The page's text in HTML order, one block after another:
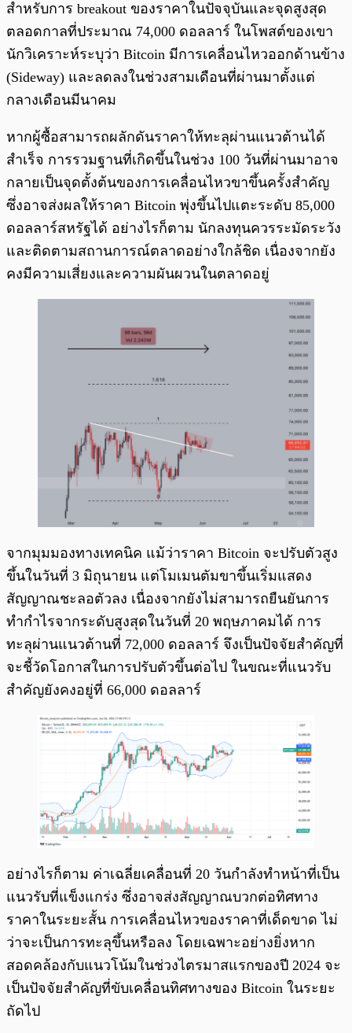
สำหรับการ breakout ของราคาในปัจจุบันและจุดสูงสุด
ตลอดกาลที่ประมาณ 74,000 ดอลลาร์ ในโพสต์ของเขา
นักวิเคราะห์ระบุว่า Bitcoin มีการเคลื่อนไหวออกด้านข้าง
(Sideway) และลดลงในช่วงสามเดือนที่ผ่านมาตั้งแต่
กลางเดือนมีนาคม
หากผู้ซื้อสามารถผลักดันราคาให้ทะลุผ่านแนวต้านได้
สำเร็จ การรวมฐานที่เกิดขึ้นในช่วง 100 วันที่ผ่านมาอาจ
กลายเป็นจุดตั้งต้นของการเคลื่อนไหวขาขึ้นครั้งสำคัญ
ซึ่งอาจส่งผลให้ราคา Bitcoin พุ่งขึ้นไปแตะระดับ 85,000
ดอลลาร์สหรัฐได้ อย่างไรก็ตาม นักลงทุนควรระมัดระวัง
และติดตามสถานการณ์ตลาดอย่างใกล้ชิด เนื่องจากยัง
คงมีความเสี่ยงและความผันผวนในตลาดอยู่
จากมุมมองทางเทคนิค แม้ว่าราคา Bitcoin จะปรับตัวสูง
ขึ้นในวันที่ 3 มิถุนายน แต่โมเมนตัมขาขึ้นเริ่มแสดง
สัญญาณชะลอตัวลง เนื่องจากยังไม่สามารถยืนยันการ
ทำกำไรจากระดับสูงสุดในวันที่ 20 พฤษภาคมได้ การ
ทะลุผ่านแนวต้านที่ 72,000 ดอลลาร์ จึงเป็นปัจจัยสำคัญที่
จะชี้วัดโอกาสในการปรับตัวขึ้นต่อไป ในขณะที่แนวรับ
สำคัญยังคงอยู่ที่ 66,000 ดอลลาร์
อย่างไรก็ตาม ค่าเฉลี่ยเคลื่อนที่ 20 วันกำลังทำหน้าที่เป็น
แนวรับที่แข็งแกร่ง ซึ่งอาจส่งสัญญาณบวกต่อทิศทาง
ราคาในระยะสั้น การเคลื่อนไหวของราคาที่เด็ดขาด ไม่
ว่าจะเป็นการทะลุขึ้นหรือลง โดยเฉพาะอย่างยิ่งหาก
สอดคล้องกับแนวโน้มในช่วงไตรมาสแรกของปี 2024 จะ
เป็นปัจจัยสำคัญที่ขับเคลื่อนทิศทางของ Bitcoin ในระยะ
ถัดไป